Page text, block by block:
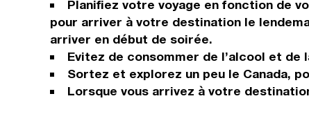
Planifiez votre voyage en fonction de
pour arriver à votre destination le
arriver en début de soirée.
Evitez de consommer de l’alcool et
Sortez et explorez un peu le Canada,
Lorsque vous arrivez à votre